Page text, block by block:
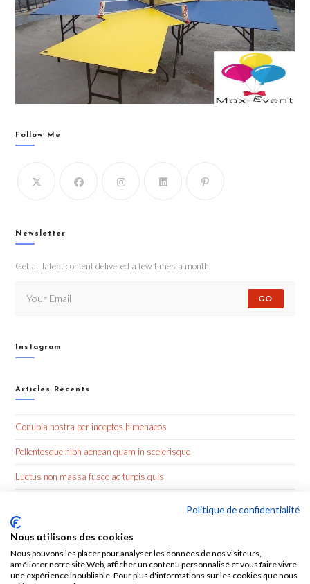
Follow Me
Newsletter
Get all latest content delivered a few times a month.
GO
Instagram
Articles Récents
Conubia nostra per inceptos himenaeos
Pellentesque nibh aenean quam in scelerisque
Luctus non massa fusce ac turpis quis
Politique de confidentialité
Nous utilisons des cookies
Nous pouvons les placer pour analyser les données de nos visiteurs,
améliorer notre site Web, afficher un contenu personnalisé et vous faire vivre
une expérience inoubliable. Pour plus d'informations sur les cookies que nous